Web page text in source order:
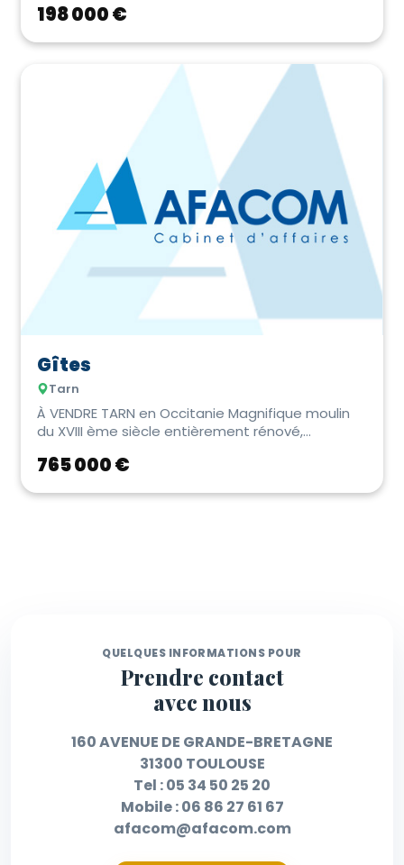
198 000 €
Gîtes
Tarn
À VENDRE TARN en Occitanie Magnifique moulin
du XVIII ème siècle entièrement rénové,
765 000 €
QUELQUES INFORMATIONS POUR
Prendre contact
avec nous
160 AVENUE DE GRANDE-BRETAGNE
31300 TOULOUSE
Tel :05 34 50 25 20
Mobile :06 86 27 61 67
afacom@afacom.com